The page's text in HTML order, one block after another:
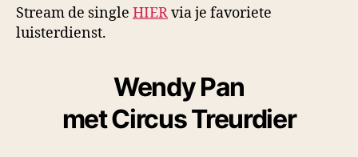
Stream de single HIERvia je favoriete
luisterdienst.
Wendy Pan
met Circus Treurdier